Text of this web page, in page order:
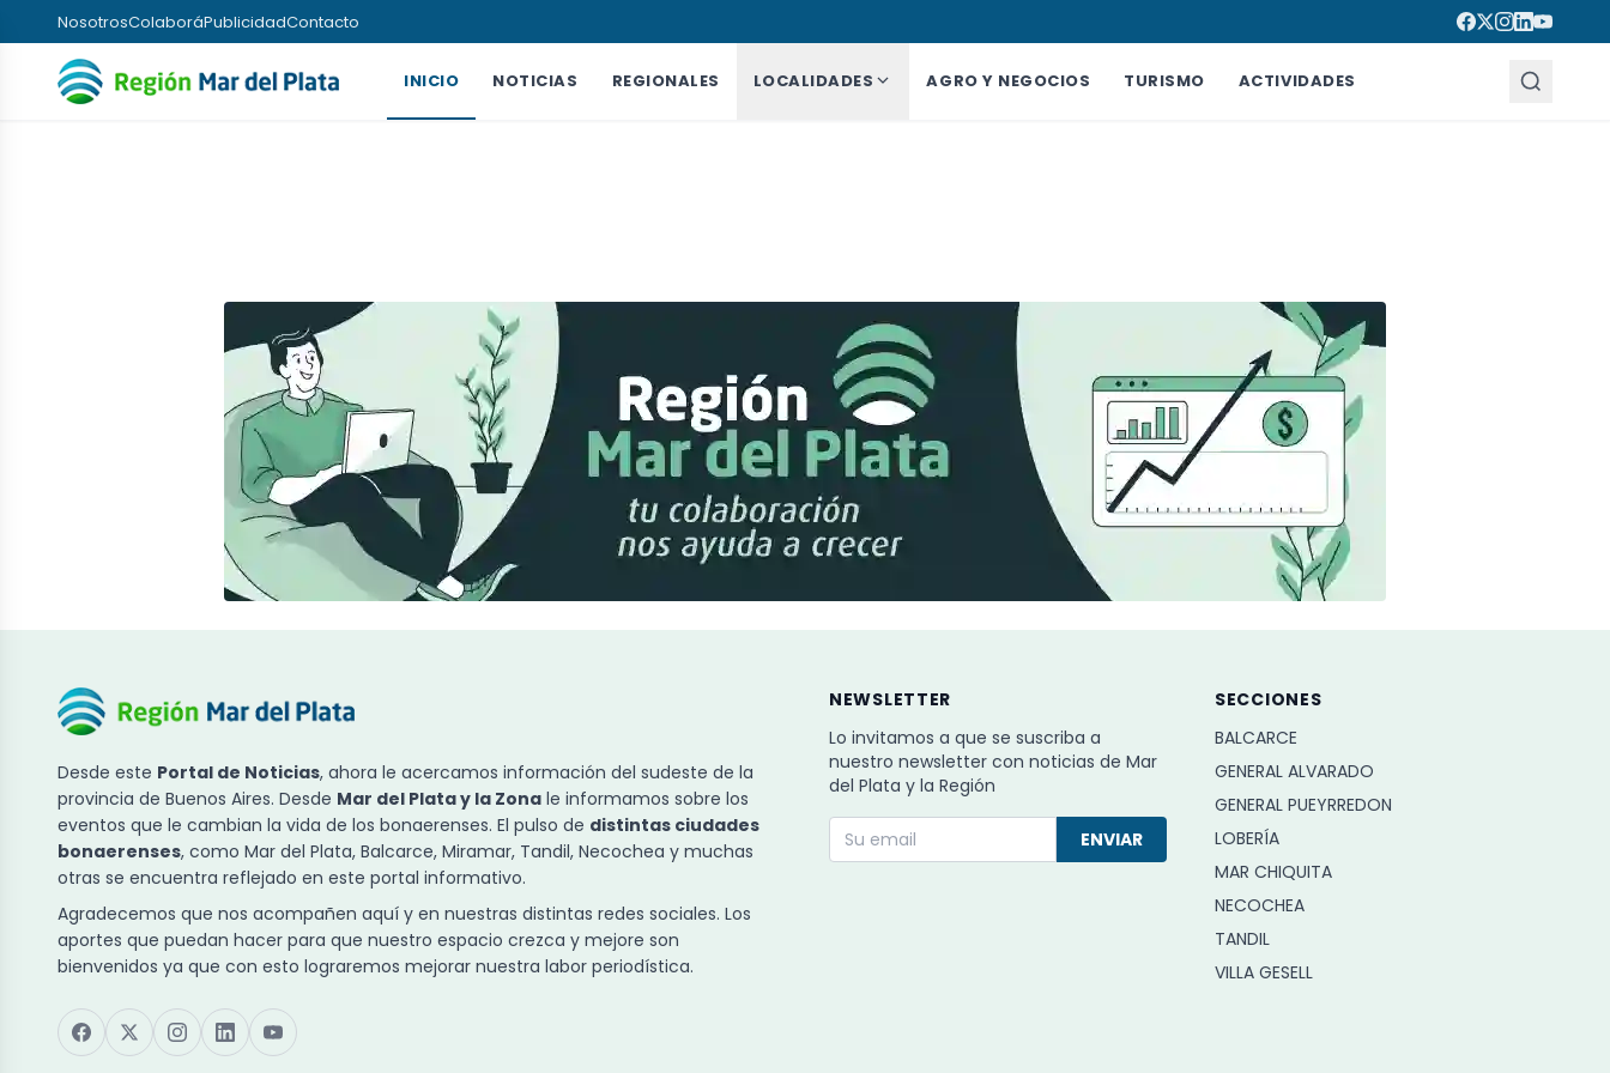
NosotrosColaboráPublicidadContacto
INICIO NOTICIAS REGIONALES LOCALIDADES AGRO Y NEGOCIOS TURISMO ACTIVIDADES
Desde este Portal de Noticias, ahora le acercamos información del sudeste de la
provincia de Buenos Aires. Desde Mar del Plata y la Zona le informamos sobre los
eventos que le cambian la vida de los bonaerenses. El pulso de distintas ciudades
bonaerenses, como Mar del Plata, Balcarce, Miramar, Tandil, Necochea y muchas
otras se encuentra reflejado en este portal informativo.
Agradecemos que nos acompañen aquí y en nuestras distintas redes sociales. Los
aportes que puedan hacer para que nuestro espacio crezca y mejore son
bienvenidos ya que con esto lograremos mejorar nuestra labor periodística.
NEWSLETTER
Lo invitamos a que se suscriba a
nuestro newsletter con noticias de Mar
del Plata y la Región
ENVIAR
SECCIONES
BALCARCE
GENERAL ALVARADO
GENERAL PUEYRREDON
LOBERÍA
MAR CHIQUITA
NECOCHEA
TANDIL
VILLA GESELL